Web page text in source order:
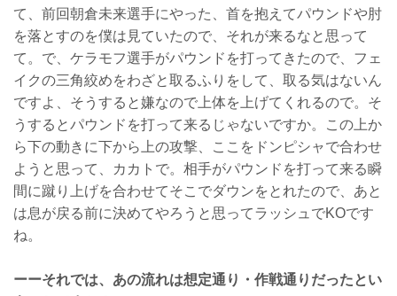
て、前回朝倉未来選手にやった、首を抱えてパウンドや肘
を落とすのを僕は見ていたので、それが来るなと思って
て。で、ケラモフ選手がパウンドを打ってきたので、フェ
イクの三角絞めをわざと取るふりをして、取る気はないん
ですよ、そうすると嫌なので上体を上げてくれるので。そ
うするとパウンドを打って来るじゃないですか。この上か
ら下の動きに下から上の攻撃、ここをドンピシャで合わせ
ようと思って、カカトで。相手がパウンドを打って来る瞬
間に蹴り上げを合わせてそこでダウンをとれたので、あと
は息が戻る前に決めてやろうと思ってラッシュでKOです
ね。
ーーそれでは、あの流れは想定通り・作戦通りだったとい